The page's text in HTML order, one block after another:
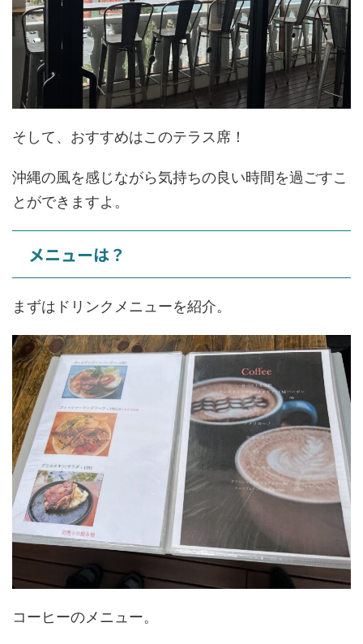
そして、おすすめはこのテラス席！
沖縄の風を感じながら気持ちの良い時間を過ごすこ
とができますよ。
メニューは？
まずはドリンクメニューを紹介。
コーヒーのメニュー。